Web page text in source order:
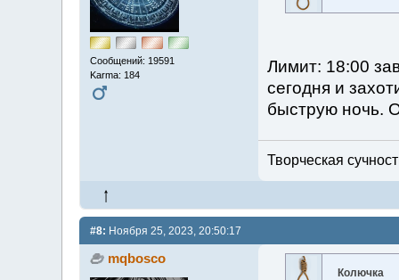
Сообщений: 19591
Karma: 184
Лимит: 18:00
сегодня и
быструю ночь.
Творческая
#8: Ноября 25, 2023, 20:50:17
mqbosco
Колючка